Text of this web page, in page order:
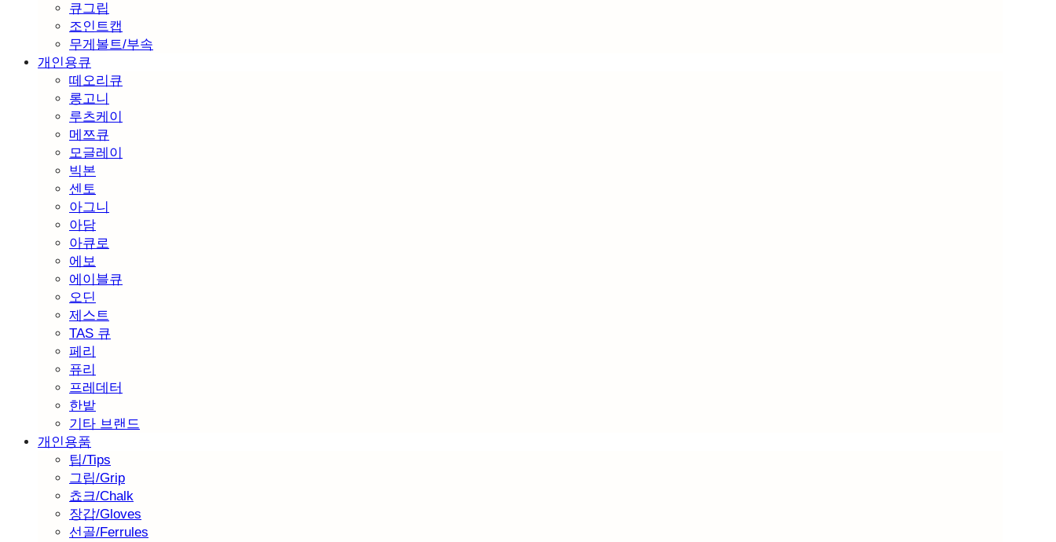
큐그립
조인트캡
무게볼트/부속
개인용큐
떼오리큐
롱고니
루츠케이
메쯔큐
모글레이
빅본
센토
아그니
아담
아큐로
에보
에이블큐
오딘
제스트
TAS 큐
페리
퓨리
프레데터
한밭
기타 브랜드
개인용품
팁/Tips
그립/Grip
쵸크/Chalk
장갑/Gloves
선골/Ferrules